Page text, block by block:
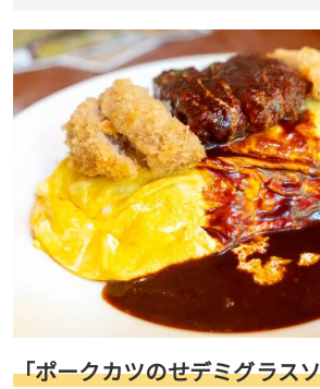
「ポークカツのせデミグラス